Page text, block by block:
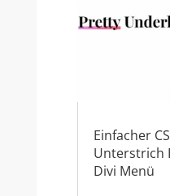
Einfacher
Unterstrich
Divi Menü